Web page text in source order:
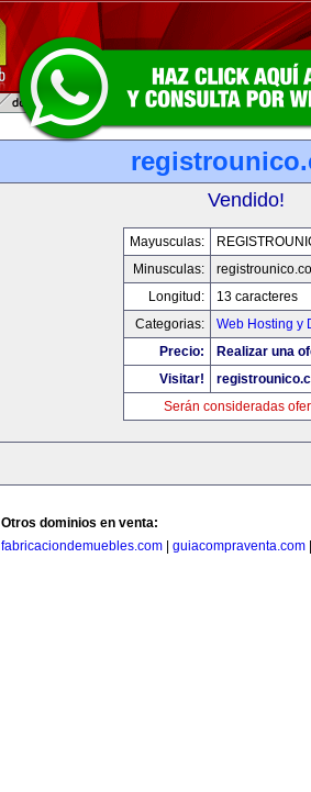
Vendido!
Mayusculas:
Minusculas:
Longitud:
13 caracteres
Categorias:
Web Hosting y
Precio:
Realizar una
Visitar!
Serán consideradas
Otros dominios en venta:
fabricaciondemuebles.com
guiacompraventa.com